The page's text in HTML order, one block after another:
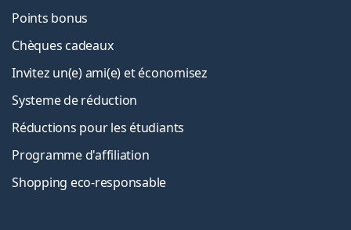
Points bonus
Chèques cadeaux
Invitez un(e) ami(e) et économisez
Systeme de réduction
Réductions pour les étudiants
Programme d'affiliation
Shopping eco-responsable